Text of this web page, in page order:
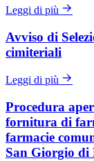
Leggi di più
Avviso di
cimiteriali
Leggi di più
Procedura
fornitura di
farmacie
San Giorgio